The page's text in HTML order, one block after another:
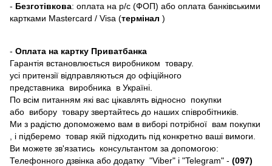
- Безготівкова: оплата на р/с (ФОП) або оплата банківськими
картками Mastercard / Visa (термінал )
- Оплата на картку Приватбанка
Гарантія встановлюється виробником товару.
усі притензії відправляються до офіційного
представника виробника в Україні.
По всім питанням які вас цікавлять відносно покупки
або вибору товару звертайтесь до наших співробітників.
Ми з радістю допоможемо вам в виборі потрібної вам покупки
, і підберемо товар якій підходить під конкретно ваші вимоги.
Ви можете зв'язатись консультантом за допомогою:
Телефонного дзвінка або додатку "Viber" і "Telegram" - (097)